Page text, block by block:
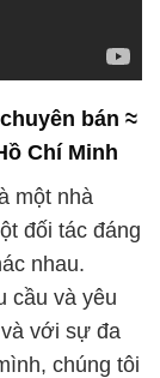
bán ≈
Chí Minh
một nhà
đối tác đáng
nhau.
cầu và yêu
với sự đa
chúng tôi